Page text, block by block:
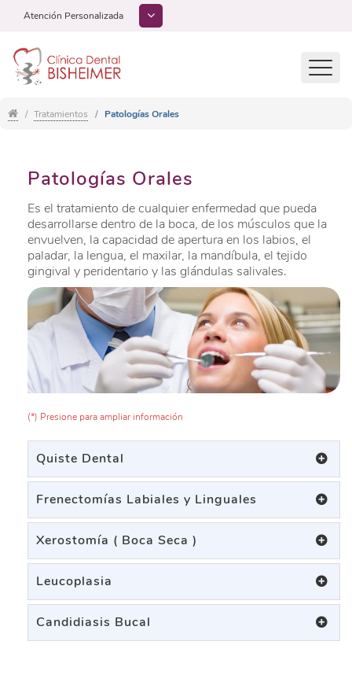
Atención Personalizada
Tratamientos Patologías Orales
Patologías Orales
Es el tratamiento de cualquier enfermedad que pueda
desarrollarse dentro de la boca, de los músculos que la
envuelven, la capacidad de apertura en los labios, el
paladar, la lengua, el maxilar, la mandíbula, el tejido
gingival y peridentario y las glándulas salivales.
(*) Presione para ampliar información
Quiste Dental
Frenectomías Labiales y Linguales
Xerostomía ( Boca Seca )
Leucoplasia
Candidiasis Bucal